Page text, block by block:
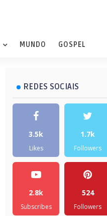
MUNDO GOSPEL
REDES SOCIAIS
3.5k
Likes
1.7k
Followers
2.8k
Subscribes
524
Followers